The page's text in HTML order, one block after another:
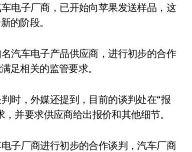
电子厂商，已开始向苹果发送样品，这
的阶段。
汽车电子产品供应商，进行初步的合作
足相关的监管要求。
时，外媒还提到，目前的谈判处在“报
并要求供应商给出报价和其他细节。
子厂商进行初步的合作谈判，汽车厂商